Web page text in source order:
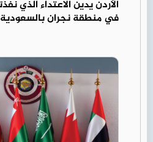
الأردن يدين الاعتداء الذي
في منطقة نجران بالسعودية